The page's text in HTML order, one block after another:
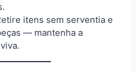
itens sem serventia e
— mantenha a